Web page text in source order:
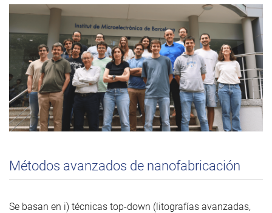
Métodos avanzados de nanofabricación
Se basan en i) técnicas top-down (litografías avanzadas,